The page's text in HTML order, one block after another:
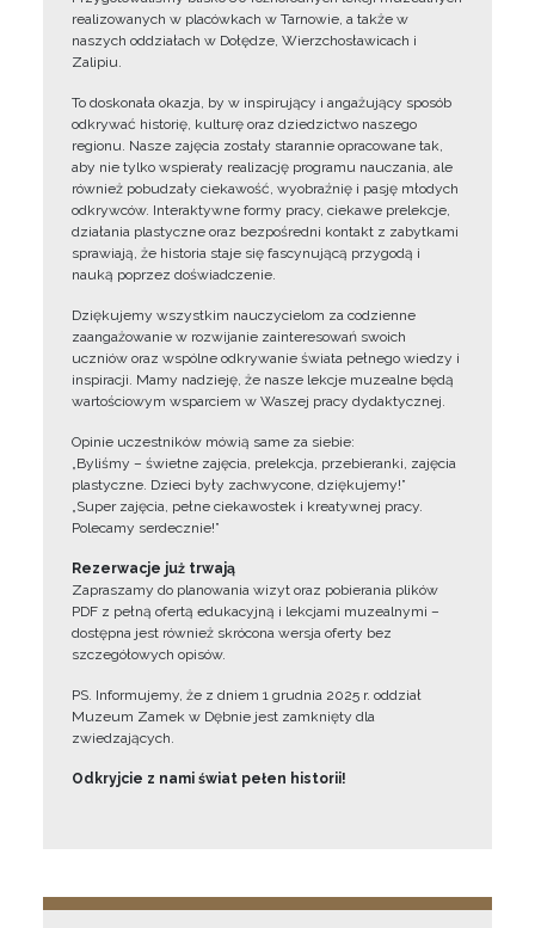
realizowanych w placówkach w Tarnowie, a także w
naszych oddziałach w Dołędze, Wierzchosławicach i
Zalipiu.
To doskonała okazja, by w inspirujący i angażujący sposób
odkrywać historię, kulturę oraz dziedzictwo naszego
regionu. Nasze zajęcia zostały starannie opracowane tak,
aby nie tylko wspierały realizację programu nauczania, ale
również pobudzały ciekawość, wyobraźnię i pasję młodych
odkrywców. Interaktywne formy pracy, ciekawe prelekcje,
działania plastyczne oraz bezpośredni kontakt z zabytkami
sprawiają, że historia staje się fascynującą przygodą i
nauką poprzez doświadczenie.
Dziękujemy wszystkim nauczycielom za codzienne
zaangażowanie w rozwijanie zainteresowań swoich
uczniów oraz wspólne odkrywanie świata pełnego wiedzy i
inspiracji. Mamy nadzieję, że nasze lekcje muzealne będą
wartościowym wsparciem w Waszej pracy dydaktycznej.
Opinie uczestników mówią same za siebie:
„Byliśmy – świetne zajęcia, prelekcja, przebieranki, zajęcia
plastyczne. Dzieci były zachwycone, dziękujemy!”
„Super zajęcia, pełne ciekawostek i kreatywnej pracy.
Polecamy serdecznie!”
Rezerwacje już trwają
Zapraszamy do planowania wizyt oraz pobierania plików
PDF z pełną ofertą edukacyjną i lekcjami muzealnymi –
dostępna jest również skrócona wersja oferty bez
szczegółowych opisów.
PS. Informujemy, że z dniem 1 grudnia 2025 r. oddział
Muzeum Zamek w Dębnie jest zamknięty dla
zwiedzających.
Odkryjcie z nami świat pełen historii!